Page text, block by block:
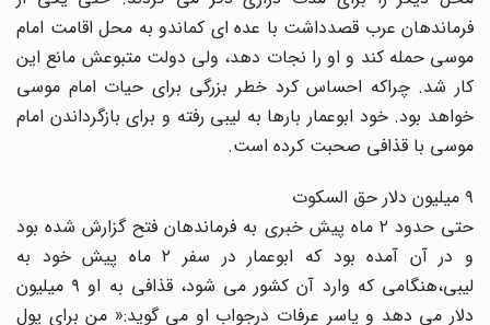
فرماندهان عرب قصدداشت با عده اى کماندو به محل اقامت امام
موسى حمله کند و او را نجات دهد، ولى دولت متبوعش مانع این
کار شد. چراکه احساس کرد خطر بزرگى براى حیات امام موسى
خواهد بود. خود ابوعمار بارها به لیبى رفته و براى بازگرداندن امام
موسى با قذافى صحبت کرده است.
حتى حدود ۲ ماه پیش خبرى به فرماندهان فتح گزارش شده بود
و در آن آمده بود که ابوعمار در سفر ۲ ماه پیش خود به
لیبى،هنگامى که وارد آن کشور مى شود، قذافى به او ۹ میلیون
دلار مى دهد و یاسر عرفات درجواب او مى گوید:« من براى پول